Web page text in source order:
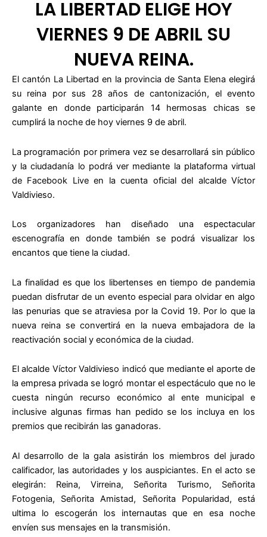
LA LIBERTAD ELIGE HOY
VIERNES 9 DE ABRIL SU
NUEVA REINA.
El cantón La Libertad en la provincia de Santa Elena elegirá
su reina por sus 28 años de cantonización, el evento
galante en donde participarán 14 hermosas chicas se
cumplirá la noche de hoy viernes 9 de abril.
La programación por primera vez se desarrollará sin público
y la ciudadanía lo podrá ver mediante la plataforma virtual
de Facebook Live en la cuenta oficial del alcalde Víctor
Valdivieso.
Los organizadores han diseñado una espectacular
escenografía en donde también se podrá visualizar los
encantos que tiene la ciudad.
La finalidad es que los libertenses en tiempo de pandemia
puedan disfrutar de un evento especial para olvidar en algo
las penurias que se atraviesa por la Covid 19. Por lo que la
nueva reina se convertirá en la nueva embajadora de la
reactivación social y económica de la ciudad.
El alcalde Víctor Valdivieso indicó que mediante el aporte de
la empresa privada se logró montar el espectáculo que no le
cuesta ningún recurso económico al ente municipal e
inclusive algunas firmas han pedido se los incluya en los
premios que recibirán las ganadoras.
Al desarrollo de la gala asistirán los miembros del jurado
calificador, las autoridades y los auspiciantes. En el acto se
elegirán: Reina, Virreina, Señorita Turismo, Señorita
Fotogenia, Señorita Amistad, Señorita Popularidad, está
ultima lo escogerán los internautas que en esa noche
envíen sus mensajes en la transmisión.